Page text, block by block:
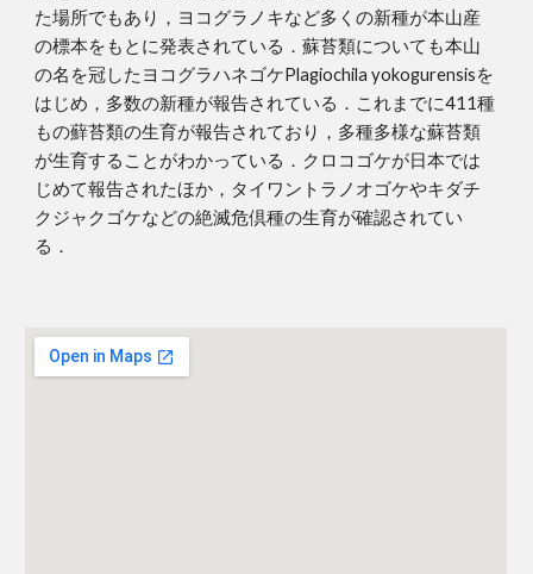
た場所でもあり，ヨコグラノキなど多くの新種が本山産
の標本をもとに発表されている．蘇苔類についても本山
の名を冠したヨコグラハネゴケPlagiochila yokogurensisを
はじめ，多数の新種が報告されている．これまでに411種
もの蘚苔類の生育が報告されており，多種多様な蘇苔類
が生育することがわかっている．クロコゴケが日本では
じめて報告されたほか，タイワントラノオゴケやキダチ
クジャクゴケなどの絶滅危倶種の生育が確認されてい
る．